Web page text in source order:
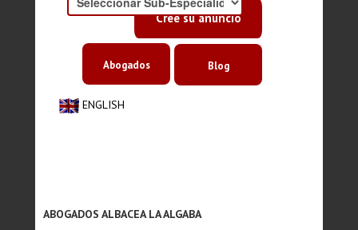
Cree su anuncio
ENGLISH
Abogados Blog
ABOGADOS ALBACEA LA ALGABA